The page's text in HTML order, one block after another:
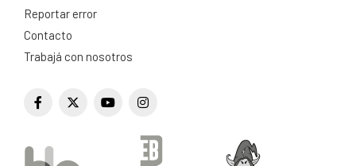
Reportar error
Contacto
Trabajá con nosotros